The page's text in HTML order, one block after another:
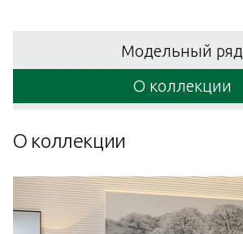
Модельный ряд
О коллекции
О коллекции